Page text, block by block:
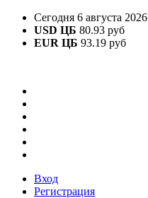
Сегодня 6 августа 2026
USD ЦБ 80.93 руб
EUR ЦБ 93.19 руб
Вход
Регистрация